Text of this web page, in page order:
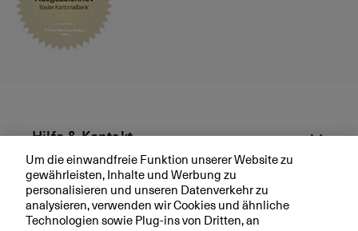
e
r
e
r
n
Hilfe & Kontakt
Aktuell
Um die einwandfreie Funktion unserer Website zu
gewährleisten, Inhalte und Werbung zu
personalisieren und unseren Datenverkehr zu
analysieren, verwenden wir Cookies und ähnliche
Technologien sowie Plug-ins von Dritten, an